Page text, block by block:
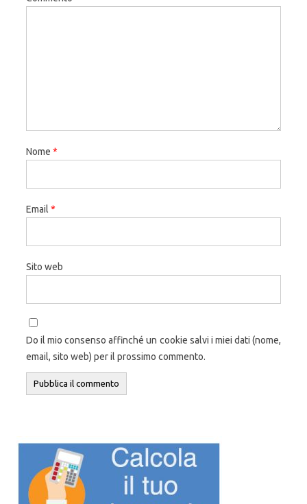
Nome *
Email *
Sito web
Do il mio consenso affinché un cookie salvi i miei dati (nome,
email, sito web) per il prossimo commento.